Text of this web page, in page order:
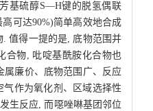
基硫醇S—H键的脱氢偶联
可达90%)简单高效地合成
. 值得一提的是, 底物范围并
合物, 吡啶基酰胺化合物也
属廉价、底物范围广、反应
作为氧化剂、区域选择性
生反应, 而噁唑啉基团邻位